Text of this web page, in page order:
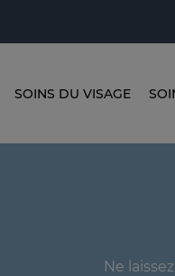
SOINS DU VISAGE
Ne